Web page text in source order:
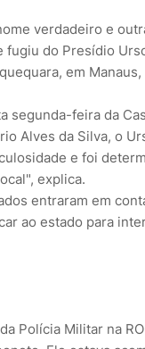
verdadeiro e
fugiu do Presídio
em Manaus,
segunda-feira da
Alves da Silva, o
e foi
explica.
entraram em
ao estado para
Polícia Militar na